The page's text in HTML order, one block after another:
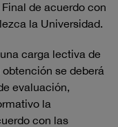
de acuerdo con
la Universidad.
carga lectiva de
se deberá
evaluación,
la
con las